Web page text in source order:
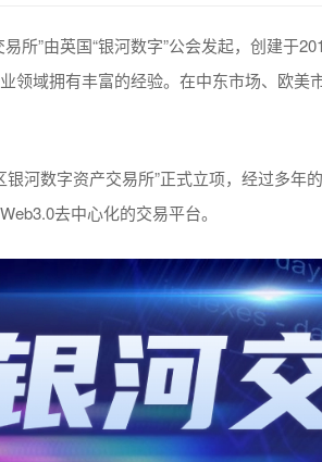
所”由英国“银河数字”公会发起，创建于
领域拥有丰富的经验。在中东市场、欧
银河数字资产交易所”正式立项，经过多
去中心化的交易平台。